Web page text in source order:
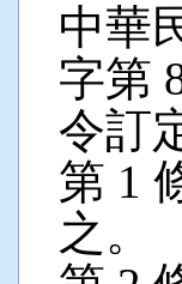
中華
字第
令訂
第 1
之。